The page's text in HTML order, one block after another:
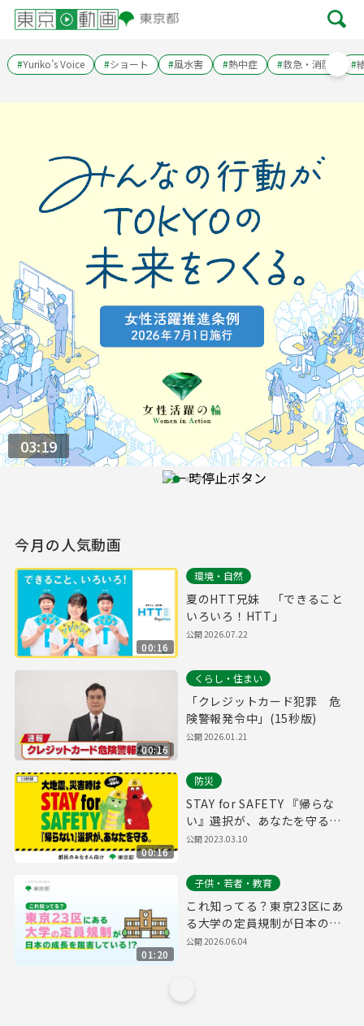
#Yuriko’s Voice #ショート #風水害 #熱中症 #救急・消防 #
03:19
今月の人気動画
00:16
環境・自然
夏のHTT兄妹 「できること
いろいろ！HTT」
公開 2026.07.22
00:16
くらし・住まい
「クレジットカード犯罪 危
険警報発令中」(15秒版)
公開 2026.01.21
00:16
防災
STAY for SAFETY 『帰らな
い』選択が、あなたを守る
（都民のみなさん向け15秒
公開 2023.03.10
01:20
子供・若者・教育
これ知ってる？東京23区にあ
る大学の定員規制が日本の成
長を阻害している！？
公開 2026.06.04